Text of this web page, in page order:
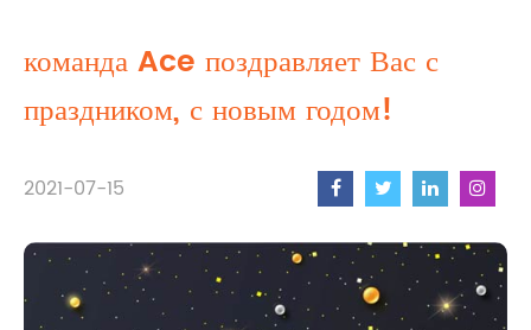
команда Ace поздравляет Вас с
праздником, с новым годом!
2021-07-15